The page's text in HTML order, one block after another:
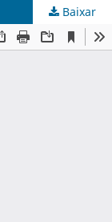
Baixar